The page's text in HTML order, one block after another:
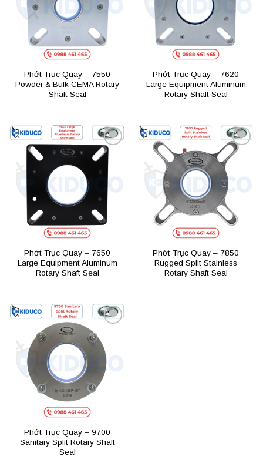
Phớt Trục Quay – 7550
Powder & Bulk CEMA Rotary
Shaft Seal
Phớt Trục Quay – 7620
Large Equipment Aluminum
Rotary Shaft Seal
Add to
wishlist
Phớt Trục Quay – 7650
Large Equipment Aluminum
Rotary Shaft Seal
Add to
wishlist
Phớt Trục Quay – 7850
Rugged Split Stainless
Rotary Shaft Seal
wishlist
Phớt Trục Quay – 9700
Sanitary Split Rotary Shaft
Seal